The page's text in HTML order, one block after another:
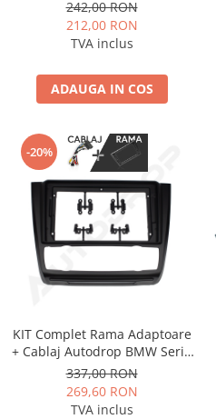
multimedia Android
242,00 RON
212,00 RON
TVA inclus
ADAUGA IN COS
-20%
KIT Complet Rama Adaptoare
+ Cablaj Autodrop BMW Seria
1 E87 (2007-2012) pentru
Navigatie Multimedia Android
9 inch
337,00 RON
269,60 RON
TVA inclus